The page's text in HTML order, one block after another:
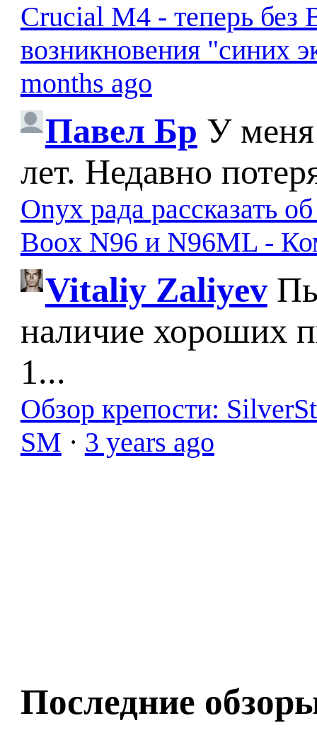
Crucial M4 - теперь без
возникновения "синих
months ago
Павел Бр У меня
лет. Недавно
Onyx рада рассказать
Boox N96 и N96ML -
Vitaliy Zaliyev
наличие хороших
1...
Обзор крепости:
SM · 3 years ago
Последние